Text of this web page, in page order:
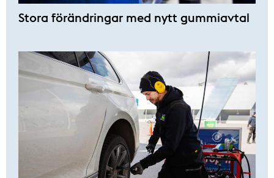
Stora förändringar med nytt gummiavtal